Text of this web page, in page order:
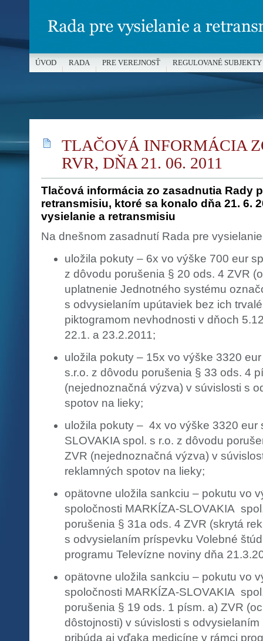
TLAČOVÁ INFORMÁCIA
RVR, DŇA 21. 06. 2011
Tlačová informácia zo zasadnutia Rady
retransmisiu, ktoré sa konalo dňa 21. 6.
vysielanie a retransmisiu
Na dnešnom zasadnutí Rada pre
uložila pokuty – 6x vo výške 700 eur
z dôvodu porušenia § 20 ods. 4 ZVR
uplatnenie Jednotného systému
s odvysielaním upútaviek bez ich
piktogramom nevhodnosti v dňoch
22.1. a 23.2.2011;
uložila pokuty – 15x vo výške 3320
s.r.o. z dôvodu porušenia § 33 ods. 4
(nejednoznačná výzva) v súvislosti s
spotov na lieky;
uložila pokuty – 4x vo výške 3320 eur
SLOVAKIA spol. s r.o. z dôvodu
ZVR (nejednoznačná výzva) v
reklamných spotov na lieky;
opätovne uložila sankciu – pokutu vo
spoločnosti MARKÍZA-SLOVAKIA
porušenia § 31a ods. 4 ZVR (skrytá
s odvysielaním príspevku Volebné
programu Televízne noviny dňa
opätovne uložila sankciu – pokutu vo
spoločnosti MARKÍZA-SLOVAKIA
porušenia § 19 ods. 1 písm. a) ZVR
dôstojnosti) v súvislosti s
pribúda aj vďaka medicíne v rámci
ÚVOD RADA PRE VEREJNOSŤ REGULOVANÉ SUBJEKTY